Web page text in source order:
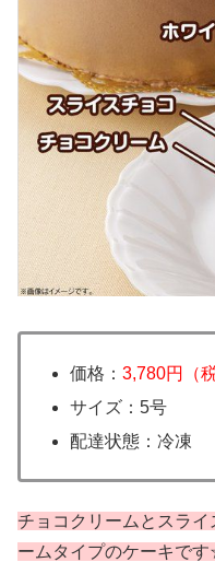
価格：3,780円（
サイズ：5号
配達状態：冷凍
チョコクリームとスラ
ームタイプのケーキで